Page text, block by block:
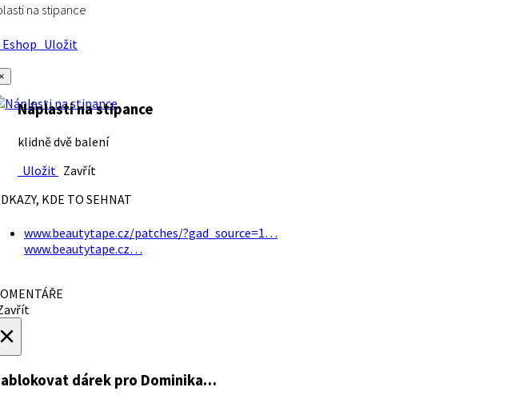
na stipance
Uložit
Náplasti na stipance
klidně dvě balení
Uložit Zavřít
KDE TO SEHNAT
www.beautytape.cz/patches/?gad_source=1…
www.beautytape.cz…
dárek pro Dominika…